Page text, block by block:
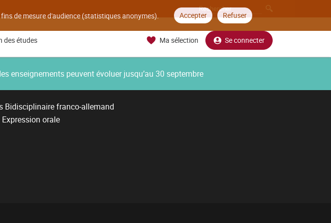
de mesure d'audience (statistiques anonymes). Accepter Refuser
des études Ma sélection Se connecter
enseignements peuvent évoluer jusqu’au 30 septembre
Bidisciplinaire franco-allemand
Expression orale